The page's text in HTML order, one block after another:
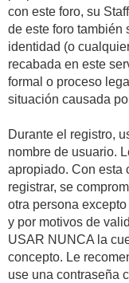
con este foro, su
de este foro también
identidad (o
recabada en este
formal o proceso
situación causada
Durante el registro,
nombre de usuario.
apropiado. Con esta
registrar, se
otra persona
y por motivos de
USAR NUNCA la
concepto. Le
use una contraseña